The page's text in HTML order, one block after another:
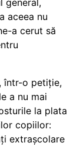
aceea nu
a cerut să
într-o petiție,
a nu mai
la plata
copiilor:
extrașcolare